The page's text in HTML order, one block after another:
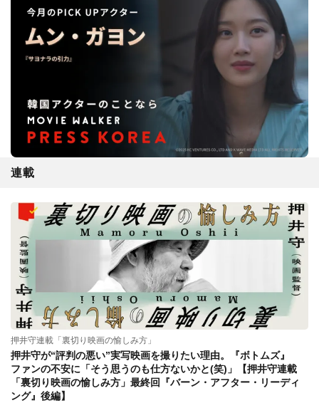
連載
押井守連載「裏切り映画の愉しみ方」
押井守が“評判の悪い”実写映画を撮りたい理由。『ボトムズ』
ファンの不安に「そう思うのも仕方ないかと(笑)」【押井守連載
「裏切り映画の愉しみ方」最終回『バーン・アフター・リーディ
ング』後編】